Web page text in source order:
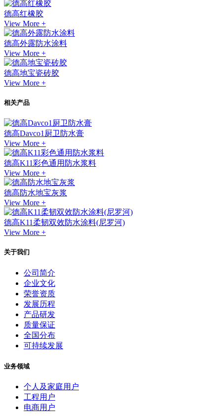
德高红橡胶
View More +
德高外露防水涂料
View More +
德高地宝瓷砖胶
View More +
相关产品
德高Davco1厨卫防水膏
View More +
德高K11彩色通用防水浆料
View More +
德高防水地宝灰浆
View More +
德高K11柔韧双效防水涂料(尼罗河)
View More +
关于我们
公司简介
企业文化
荣誉资质
发展历程
产品研发
质量保证
全国分布
可持续发展
业务领域
个人及家庭用户
工程用户
电商用户